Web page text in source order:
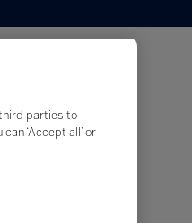
parties to
‘Accept all’ or